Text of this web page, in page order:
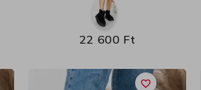
22 600 Ft
favorite_border